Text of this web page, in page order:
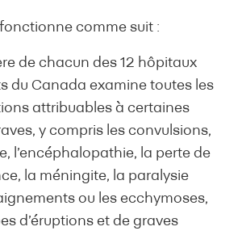
comme suit :
de chacun des 12 hôpitaux
du Canada examine toutes les
attribuables à certaines
y compris les convulsions,
l’encéphalopathie, la perte de
la méningite, la paralysie
ou les ecchymoses,
d’éruptions et de graves